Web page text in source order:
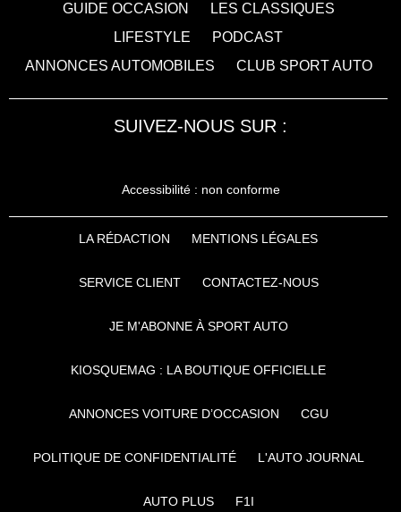
GUIDE OCCASION
LES CLASSIQUES
LIFESTYLE
PODCAST
ANNONCES AUTOMOBILES
CLUB SPORT AUTO
SUIVEZ-NOUS SUR :
Accessibilité : non conforme
LA RÉDACTION MENTIONS LÉGALES
SERVICE CLIENT CONTACTEZ-NOUS
JE M'ABONNE À SPORT AUTO
KIOSQUEMAG : LA BOUTIQUE OFFICIELLE
ANNONCES VOITURE D’OCCASION CGU
POLITIQUE DE CONFIDENTIALITÉ L'AUTO JOURNAL
AUTO PLUS F1I